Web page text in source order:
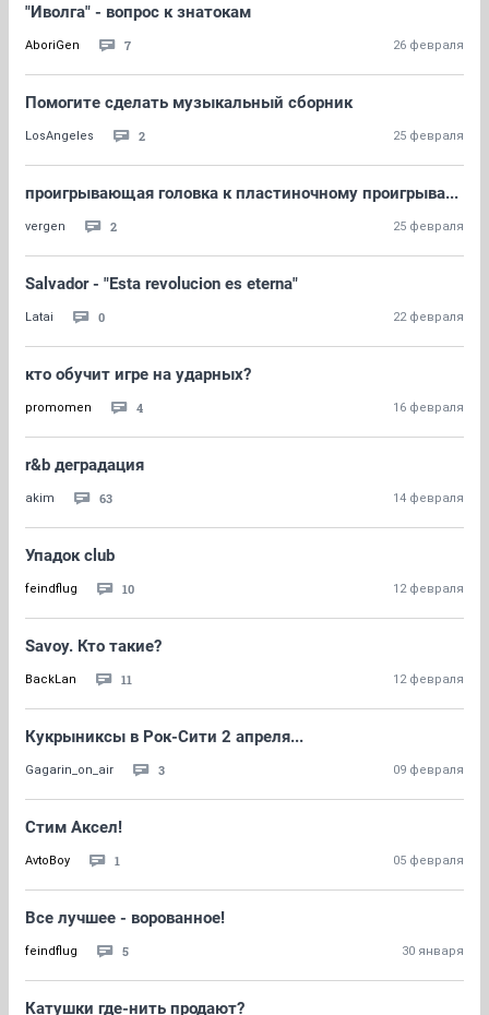
"Иволга" - вопрос к знатокам
AboriGen 7 26 февраля
Помогите сделать музыкальный сборник
LosAngeles 2 25 февраля
проигрывающая головка к пластиночному проигрыва...
vergen 2 25 февраля
Salvador - "Esta revolucion es eterna"
Latai 0 22 февраля
кто обучит игре на ударных?
promomen 4 16 февраля
r&b деградация
akim 63 14 февраля
Упадок club
feindflug 10 12 февраля
Savoy. Кто такие?
BackLan 11 12 февраля
Кукрыниксы в Рок-Сити 2 апреля...
Gagarin_on_air 3 09 февраля
Стим Аксел!
AvtoBoy 1 05 февраля
Все лучшее - ворованное!
feindflug 5 30 января
Катушки где-нить продают?